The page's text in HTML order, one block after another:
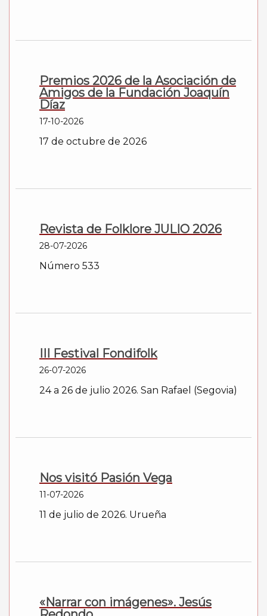
Premios 2026 de la Asociación de
Amigos de la Fundación Joaquín
Díaz
17-10-2026
17 de octubre de 2026
Revista de Folklore JULIO 2026
28-07-2026
Número 533
III Festival Fondifolk
26-07-2026
24 a 26 de julio 2026. San Rafael (Segovia)
Nos visitó Pasión Vega
11-07-2026
11 de julio de 2026. Urueña
«Narrar con imágenes». Jesús